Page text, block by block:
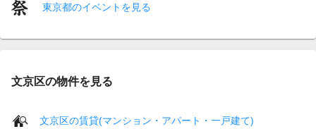
東京都のイベントを見る
文京区の物件を見る
文京区の賃貸(マンション・アパート・一戸建て)